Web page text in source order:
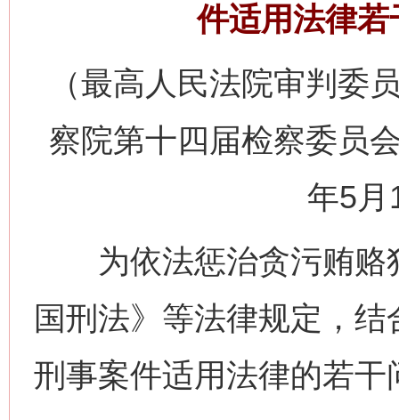
件适用法律
（最高人民法院审判委
察院第十四届检察委员
年5月
为依法惩治贪污贿赂
国刑法》等法律规定，
刑事案件适用法律的若干